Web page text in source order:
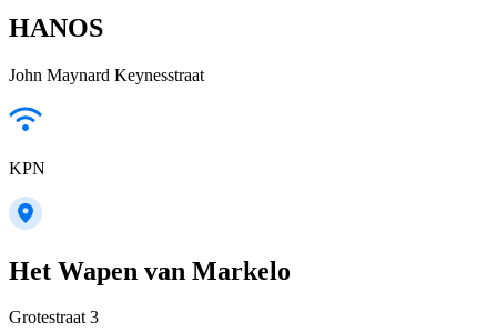
HANOS
John Maynard Keynesstraat
KPN
Het Wapen van Markelo
Grotestraat 3